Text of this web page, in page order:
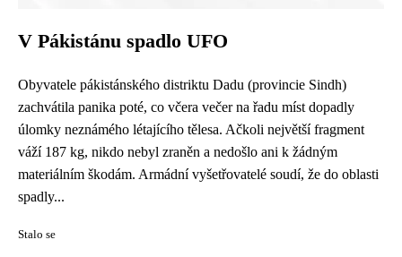
V Pákistánu spadlo UFO
Obyvatele pákistánského distriktu Dadu (provincie Sindh)
zachvátila panika poté, co včera večer na řadu míst dopadly
úlomky neznámého létajícího tělesa. Ačkoli největší fragment
váží 187 kg, nikdo nebyl zraněn a nedošlo ani k žádným
materiálním škodám. Armádní vyšetřovatelé soudí, že do oblasti
spadly...
Stalo se